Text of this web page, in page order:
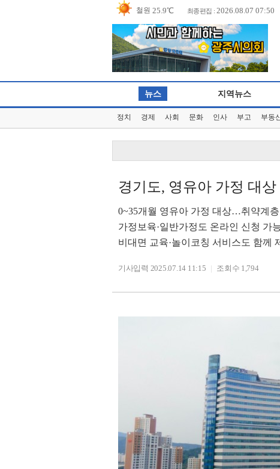
파주 24.5℃
대관령 22.7℃
춘천 25.4℃
백령도
북강릉 26.6℃
27.1℃
서울 29.2℃
인천 30.1℃
울릉도 27.7℃
29.3℃
충주 26.6℃
포항 27.9℃
군산 27.9℃
대구 27.2℃
최종편집 : 2026.08.07 07:50
뉴스
정치 경제 사회 문화 인사 부고 부동
지역뉴스
경기도, 영유아 가정 대
0~35개월 영유아 가정 대상…취약계층
가정보육·일반가정도 온라인 신청 가
비대면 교육·놀이코칭 서비스도 함께
기사입력 2025.07.14 11:15 조회수 1,794